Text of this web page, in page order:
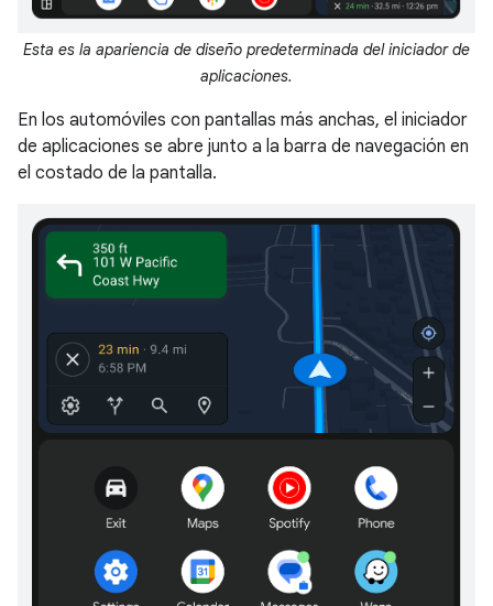
Esta es la apariencia de diseño predeterminada del iniciador de
aplicaciones.
En los automóviles con pantallas más anchas, el iniciador
de aplicaciones se abre junto a la barra de navegación en
el costado de la pantalla.